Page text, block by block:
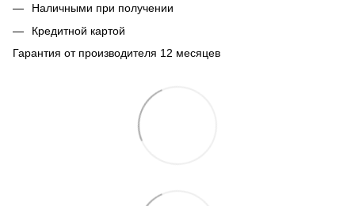
Наличными при получении
Кредитной картой
Гарантия от производителя 12 месяцев